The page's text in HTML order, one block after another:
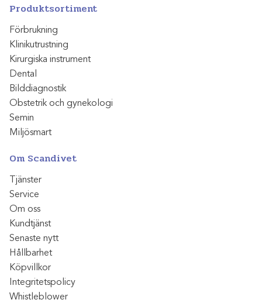
Produktsortiment
Förbrukning
Klinikutrustning
Kirurgiska instrument
Dental
Bilddiagnostik
Obstetrik och gynekologi
Semin
Miljösmart
Om Scandivet
Tjänster
Service
Om oss
Kundtjänst
Senaste nytt
Hållbarhet
Köpvillkor
Integritetspolicy
Whistleblower